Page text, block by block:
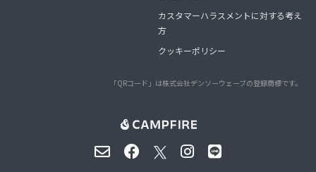
カスタマーハラスメントに対する考え
方
クッキーポリシー
「QRコード」は株式会社デンソーウェーブの登録商標です。